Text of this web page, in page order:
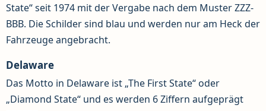
State“ seit 1974 mit der Vergabe nach dem Muster ZZZ-
BBB. Die Schilder sind blau und werden nur am Heck der
Fahrzeuge angebracht.
Delaware
Das Motto in Delaware ist „The First State“ oder
„Diamond State“ und es werden 6 Ziffern aufgeprägt